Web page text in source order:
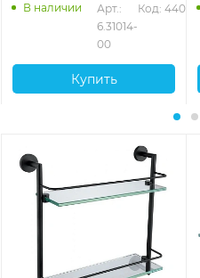
В наличии
Арт.:
6.31014-
00
Код: 44074
Купить